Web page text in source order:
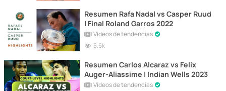
Resumen Rafa Nadal vs Casper Ruud
| Final Roland Garros 2022
Vídeos de tendencias
5,5k
Resumen Carlos Alcaraz vs Felix
Auger-Aliassime | Indian Wells 2023
Vídeos de tendencias